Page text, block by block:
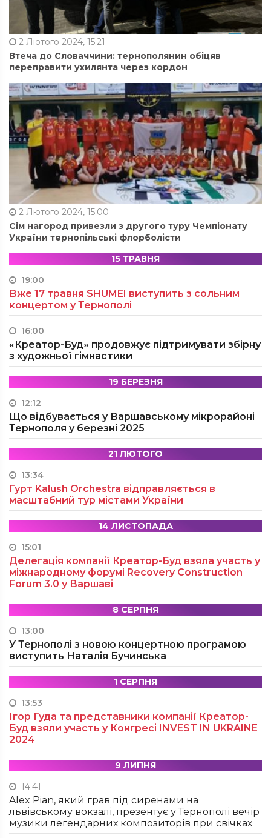
2 Лютого 2024, 15:21
Втеча до Словаччини: тернополянин обіцяв
переправити ухилянта через кордон
2 Лютого 2024, 15:00
Сім нагород привезли з другого туру Чемпіонату
України тернопільські флорболісти
15 ТРАВНЯ
19:00
Вже 17 травня SHUMEI виступить з сольним
концертом у Тернополі
16:00
«Креатор-Буд» продовжує підтримувати збірну
з художньої гімнастики
19 БЕРЕЗНЯ
12:12
Що відбувається у Варшавському мікрорайоні
Тернополя у березні 2025
21 ЛЮТОГО
13:34
Гурт Kalush Orchestra відправляється в
масштабний тур містами України
14 ЛИСТОПАДА
15:01
Делегація компанії Креатор-Буд взяла участь у
міжнародному форумі Recovery Construction
Forum 3.0 у Варшаві
8 СЕРПНЯ
13:00
У Тернополі з новою концертною програмою
виступить Наталія Бучинська
1 СЕРПНЯ
13:53
Ігор Гуда та представники компанії Креатор-
Буд взяли участь у Конгресі INVEST IN UKRAINE
2024
9 ЛИПНЯ
14:41
Alex Pian, який грав під сиренами на
львівському вокзалі, презентує у Тернополі вечір
музики легендарних композиторів при свічках